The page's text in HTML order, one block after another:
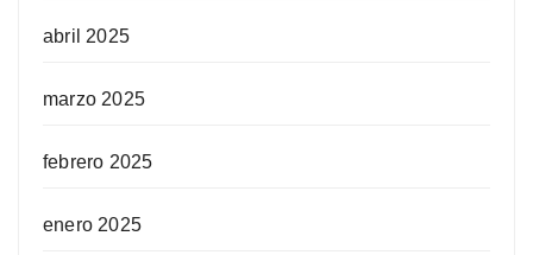
abril 2025
marzo 2025
febrero 2025
enero 2025